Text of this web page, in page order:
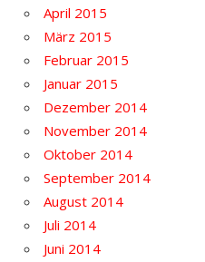
April 2015
März 2015
Februar 2015
Januar 2015
Dezember 2014
November 2014
Oktober 2014
September 2014
August 2014
Juli 2014
Juni 2014